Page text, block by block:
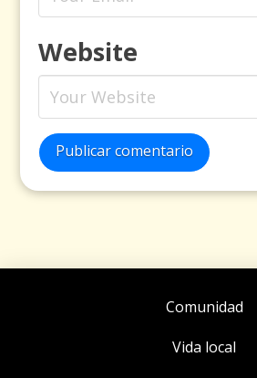
Website
Publicar comentario
Comunidad
Vida local